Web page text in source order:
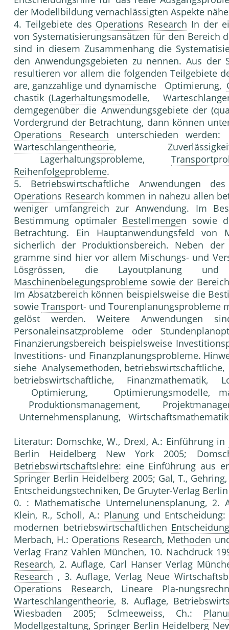
der Modellbildung vernachlässigten Aspekte
4. Teilgebiete des Operations Research In der
von Systematisierungsansätzen für den Bereich
sind in diesem Zusammenhang die
den Anwendungsgebieten zu nennen. Aus der
resultieren vor allem die folgenden Teilgebiete
are, ganzzahlige und dynamische Optimierung,
chastik (Lagerhaltungsmodelle,
demgegenüber die Anwendungsgebiete der
Vordergrund der Betrachtung, dann können
Operations Research unterschieden
Warteschlangentheorie,
Lagerhaltungsprobleme,
Reihenfolgeprobleme.
5. Betriebswirtschaftliche Anwendungen
Operations Research kommen in nahezu allen
weniger umfangreich zur Anwendung. Im
Bestimmung optimaler Bestellmengen sowie
Betrachtung. Ein Hauptanwendungsfeld von
sicherlich der Produktionsbereich. Neben
gramme sind hier vor allem Mischungs- und
Lösgrössen, die Layoutplanung
Maschinenbelegungsprobleme sowie der
Im Absatzbereich können beispielsweise die
sowie Transport- und Tourenplanungsprobleme
gelöst werden. Weitere Anwendungen
Personaleinsatzprobleme oder
Finanzierungsbereich beispielsweise
Investitions- und Finanzplanungsprobleme.
siehe Analysemethoden,
betriebswirtschaftliche, Finanzmathematik,
Optimierung, Optimierungsmodelle,
Produktionsmanagement,
Unternehmensplanung,
Literatur: Domschke, W., Drexl, A.: Einführung in
Berlin Heidelberg New York 2005;
Betriebswirtschaftslehre: eine Einführung aus
Springer Berlin Heidelberg 2005; Gal, T.,
Entscheidungstechniken, De Gruyter-Verlag
0. : Mathematische Unternelunensplanung, 2.
Klein, R., Scholl, A.: Planung und
modernen betriebswirtschaftlichen
Merbach, H.: Operations Research, Methoden
Verlag Franz Vahlen München, 10. Nachdruck
Research, 2. Auflage, Carl Hanser Verlag
Research , 3. Auflage, Verlag Neue
Operations Research, Lineare Pla-
Warteschlangentheorie, 8. Auflage,
Wiesbaden 2005; Sclmeeweiss, Ch.:
Modellgestaltung, Springer Berlin Heidelberg